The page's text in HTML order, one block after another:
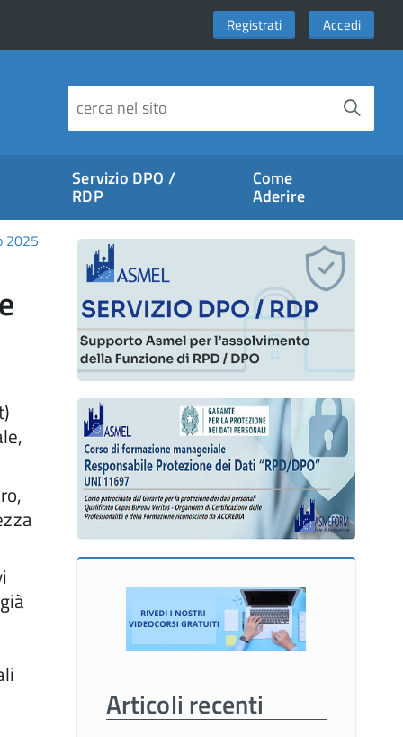
Registrati Accedi
Servizio DPO /
RDP
Come
Aderire
2025
Articoli recenti